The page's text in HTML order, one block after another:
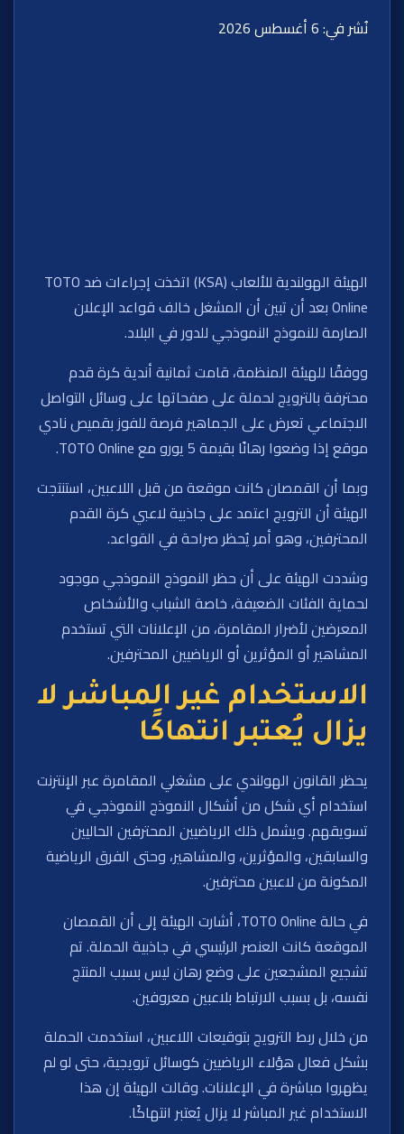
نُشر في: 6 أغسطس 2026
الهيئة الهولندية للألعاب (KSA) اتخذت إجراءات ضد TOTO
Online بعد أن تبين أن المشغل خالف قواعد الإعلان
الصارمة للنموذج النموذجي للدور في البلاد.
ووفقًا للهيئة المنظمة، قامت ثمانية أندية كرة قدم
محترفة بالترويج لحملة على صفحاتها على وسائل التواصل
الاجتماعي تعرض على الجماهير فرصة للفوز بقميص نادي
موقع إذا وضعوا رهانًا بقيمة 5 يورو مع TOTO Online.
وبما أن القمصان كانت موقعة من قبل اللاعبين، استنتجت
الهيئة أن الترويج اعتمد على جاذبية لاعبي كرة القدم
المحترفين، وهو أمر يُحظر صراحة في القواعد.
وشددت الهيئة على أن حظر النموذج النموذجي موجود
لحماية الفئات الضعيفة، خاصة الشباب والأشخاص
المعرضين لأضرار المقامرة، من الإعلانات التي تستخدم
المشاهير أو المؤثرين أو الرياضيين المحترفين.
الاستخدام غير المباشر لا
يزال يُعتبر انتهاكًا
يحظر القانون الهولندي على مشغلي المقامرة عبر الإنترنت
استخدام أي شكل من أشكال النموذج النموذجي في
تسويقهم. ويشمل ذلك الرياضيين المحترفين الحاليين
والسابقين، والمؤثرين، والمشاهير، وحتى الفرق الرياضية
المكونة من لاعبين محترفين.
في حالة TOTO Online، أشارت الهيئة إلى أن القمصان
الموقعة كانت العنصر الرئيسي في جاذبية الحملة. تم
تشجيع المشجعين على وضع رهان ليس بسبب المنتج
نفسه، بل بسبب الارتباط بلاعبين معروفين.
من خلال ربط الترويج بتوقيعات اللاعبين، استخدمت الحملة
بشكل فعال هؤلاء الرياضيين كوسائل ترويجية، حتى لو لم
يظهروا مباشرة في الإعلانات. وقالت الهيئة إن هذا
الاستخدام غير المباشر لا يزال يُعتبر انتهاكًا.